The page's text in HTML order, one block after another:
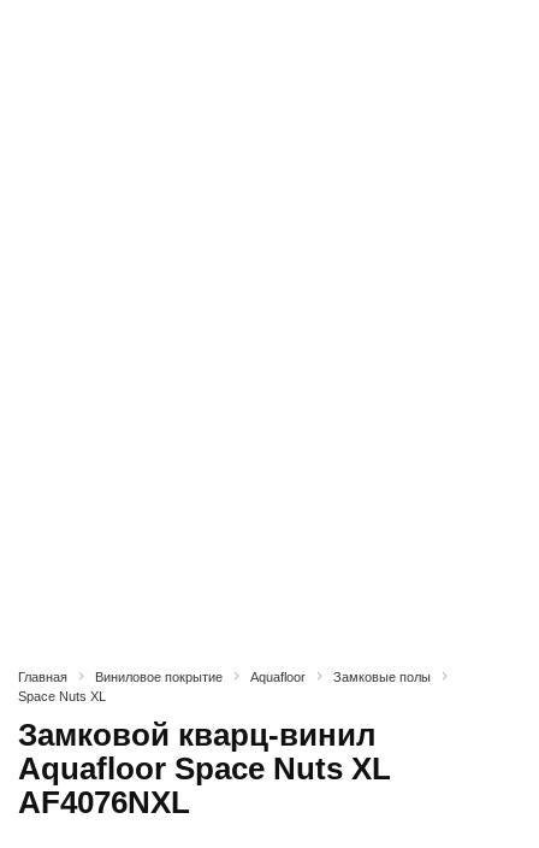
Главная Виниловое покрытие Aquafloor
Замковые полы
Space Nuts XL
Замковой кварц-винил
Aquafloor Space Nuts XL
AF4076NXL